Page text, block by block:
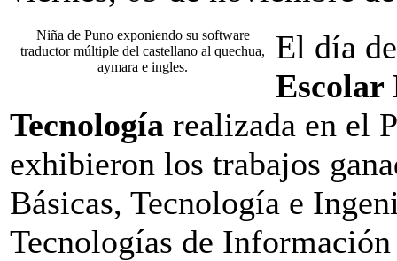
Niña de Puno exponiendo su software
traductor múltiple del castellano al quechua,
aymara e ingles.
El día
Escolar
Tecnología realizada en el
exhibieron los trabajos
Básicas, Tecnología e
Tecnologías de